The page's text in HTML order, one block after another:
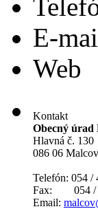
E-
Web
Kontakt
Obecný úrad
Hlavná č. 130
086 06 Malcov
Telefón: 054 /
Fax: 054 /
Email: